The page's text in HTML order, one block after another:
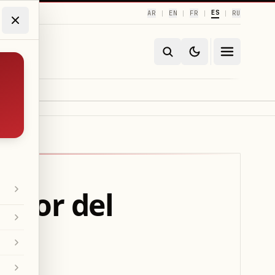
AR | EN | FR | ES | RU
del